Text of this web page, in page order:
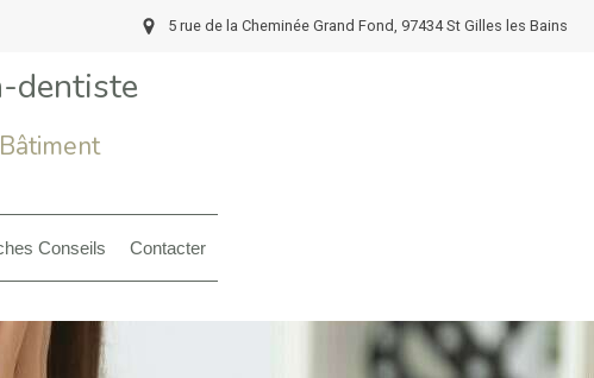
5 rue de la Cheminée Grand Fond, 97434 St Gilles les Bains
dentiste
Conseils Contacter